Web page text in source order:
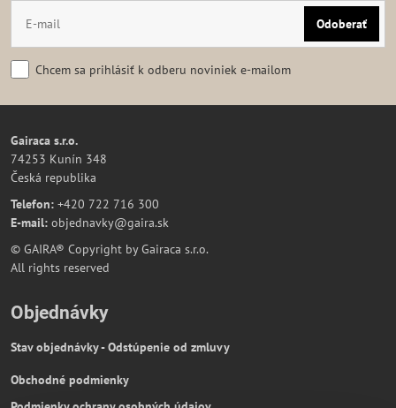
Odoberať
Chcem sa prihlásiť k odberu noviniek e-mailom
Gairaca s.r.o.
74253 Kunín 348
Česká republika
Telefon: +420 722 716 300
E-mail: objednavky@gaira.sk
© GAIRA® Copyright by Gairaca s.r.o.
All rights reserved
Objednávky
Stav objednávky - Odstúpenie od zmluvy
Obchodné podmienky